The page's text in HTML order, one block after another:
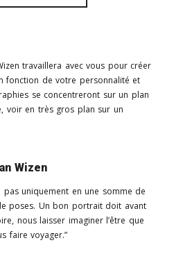
travaillera avec vous pour créer
fonction de votre personnalité et
se concentreront sur un plan
voir en très gros plan sur un
Wizen
pas uniquement en une somme de
poses. Un bon portrait doit avant
nous laisser imaginer l’être que
faire voyager.”